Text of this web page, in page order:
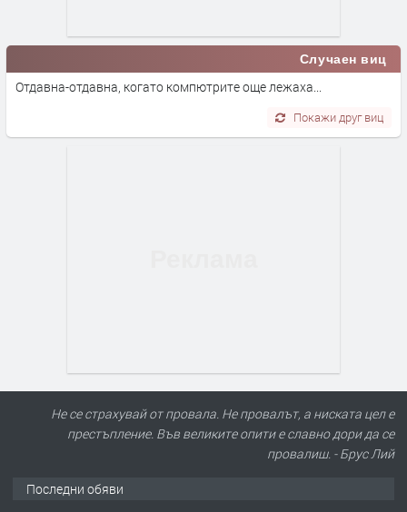
Случаен виц
Отдавна-отдавна, когато компютрите още лежаха...
Покажи друг виц
Не се страхувай от провала. Не провалът, а ниската цел е
престъпление. Във великите опити е славно дори да се
провалиш. - Брус Лий
Последни обяви